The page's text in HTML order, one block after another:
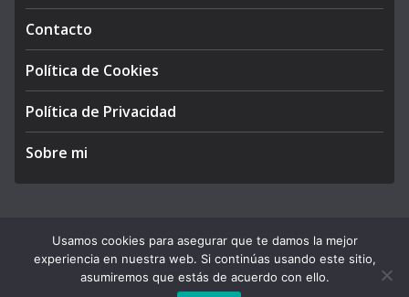
Contacto
Política de Cookies
Política de Privacidad
Sobre mi
Copyright © 2026APEGA Perú. All rights reserved.
Theme:ColorMag Proby ThemeGrill. Powered by
Usamos cookies para asegurar que te damos la mejor
experiencia en nuestra web. Si continúas usando este sitio,
asumiremos que estás de acuerdo con ello.